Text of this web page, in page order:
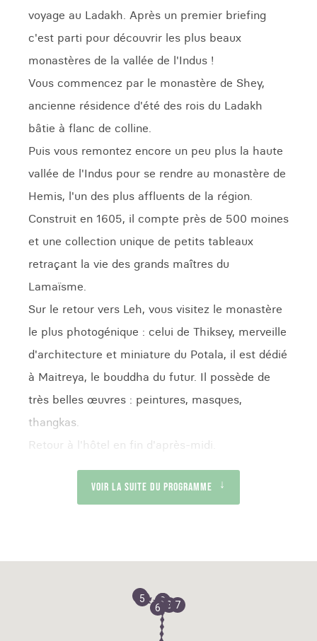
voyage au Ladakh. Après un premier briefing
c'est parti pour découvrir les plus beaux
monastères de la vallée de l'Indus !
Vous commencez par le monastère de Shey,
ancienne résidence d'été des rois du Ladakh
bâtie à flanc de colline.
Puis vous remontez encore un peu plus la haute
vallée de l'Indus pour se rendre au monastère de
Hemis, l'un des plus affluents de la région.
Construit en 1605, il compte près de 500 moines
et une collection unique de petits tableaux
retraçant la vie des grands maîtres du
Lamaïsme.
Sur le retour vers Leh, vous visitez le monastère
le plus photogénique : celui de Thiksey, merveille
d'architecture et miniature du Potala, il est dédié
à Maitreya, le bouddha du futur. Il possède de
très belles œuvres : peintures, masques,
thangkas.
Retour à l'hôtel en fin d'après-midi.
Voir la suite du programme
2 3
45
6
7
89